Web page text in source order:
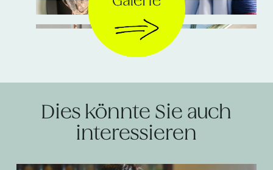
© The Leo Grand
Dies könnte Sie auch
interessieren